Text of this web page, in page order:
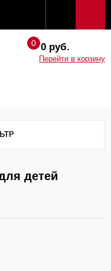
0 руб.
Перейти в корзину
детей